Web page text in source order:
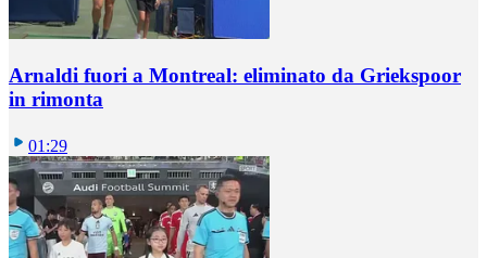
Arnaldi fuori a Montreal: eliminato da Griekspoor
in rimonta
01:29